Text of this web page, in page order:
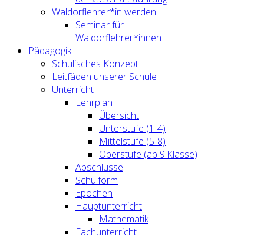
Waldorflehrer*in werden
Seminar für
Waldorflehrer*innen
Pädagogik
Schulisches Konzept
Leitfäden unserer Schule
Unterricht
Lehrplan
Übersicht
Unterstufe (1-4)
Mittelstufe (5-8)
Oberstufe (ab 9.Klasse)
Abschlüsse
Schulform
Epochen
Hauptunterricht
Mathematik
Fachunterricht